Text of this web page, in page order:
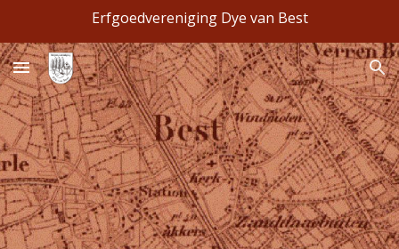
Erfgoedvereniging Dye van Best